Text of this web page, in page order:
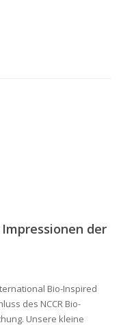
der
Bio-Inspired
des NCCR Bio-
Unsere kleine